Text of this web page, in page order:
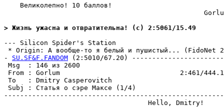
    Великолепно! 10 баллов!
> Жизнь ужасна и отвратительна! (c) 2:5061/15.49
--- Silicon Spider's Station
* Origin: А вообще-то я белый и пушистый... (FidoNet
- SU.SF&F.FANDOM (2:5010/67.20)
Msg  : 146
From : Gorlum                              2:461/444.13
To   : Dmitry Casperovitch
Subj : Статья о сэре
                                    Hello, Dmitry!